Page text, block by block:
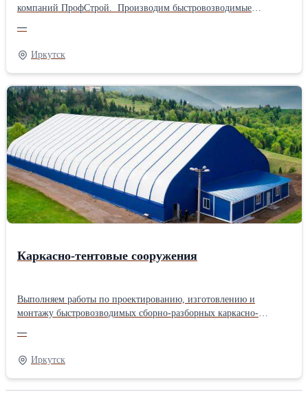
компаний ПрофСтрой. Производим быстровозводимые
стальные профили разного сечения, которые соединяются
болтами и сваркой. Марка стали С245 (Ст3) и/или 345 (09Г2С) –
для северных регионов страны. Тип кровли: 1)Трехслойный
армированный ПВХ тент ( внутренний слой 650 наружный
слой 900 гр/кв. м) утеплитель синтепон (от 50-200мм) 2)
Профиль с полимерным покрытием ( от 0,5 до 0,95 мм) 3)
Трехслойные сэндвич-панелей (от 50-200 мм) утеплитель
минеральная вата, экструдированный пенополистирол
Сферы применения: 1) Склад, логистический центр 2) Цех,
производственные помещения 3) Стоянка и ремонт спецтехники
4) Спортивные сооружения 5) Майнинг отели Преимущества
работы с нами: * Комплексный подход "под ключ" от
проектировки до ввода объекта в эксплуатацию * Работаем в
северных и труднодоступных районах России * Осуществляем
строительно-монтажные работы * Гарантия на сооружения до 3
—
Иркутск
Каркасно-тентовые сооружения
Выполняем работы по проектированию, изготовлению и
монтажу быстровозводимых сборно-разборных каркасно-
Торговая марка Unipik - это индивидуальный подход к каждому
клиенту, подбираем наилучшие решения под конкретные
климатические условия. Характеристики: 1)
Металлоконструкция: каркас из маркок стали С245 (Ст3) и/или
—
Иркутск